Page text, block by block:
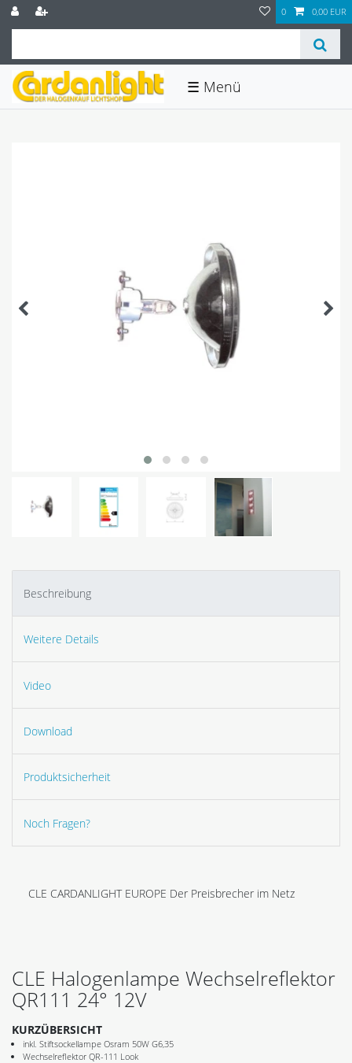
0 0,00 EUR
☰
Beschreibung
Weitere Details
Video
Download
Produktsicherheit
Noch Fragen?
CLE CARDANLIGHT EUROPE Der Preisbrecher im Netz
CLE Halogenlampe Wechselreflektor
QR111 24° 12V
KURZÜBERSICHT
inkl. Stiftsockellampe Osram 50W G6,35
Wechselreflektor QR-111 Look